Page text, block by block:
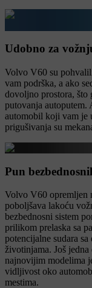
Udobno za
Volvo V60 su
vam podrška, a ako
dovoljno prostora, što
putovanja autoputem.
automobil koji vam je
prigušivanja su
Pun
Volvo V60 opremljen
poboljšava lakoću
bezbednosni sistem
prilikom prelaska sa
potencijalne sudara
životinjama. Još
najnovijim modelima
vidljivost oko
mestima.